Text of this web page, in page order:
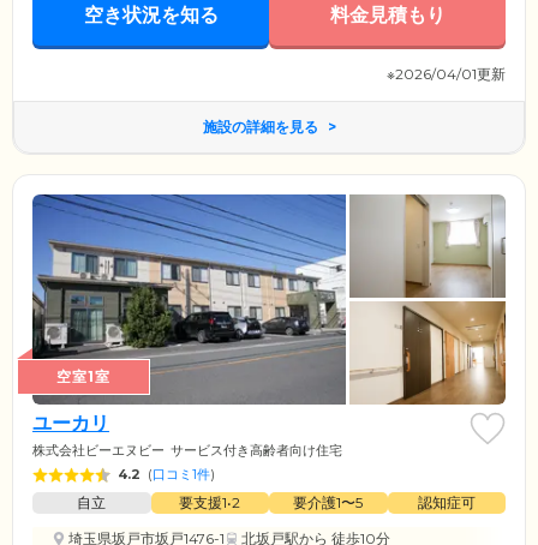
空き状況を知る 料金見積もり
※2026/04/01更新
施設の詳細を見る
空室1室
ユーカリ
株式会社ビーエヌビー サービス付き高齢者向け住宅
4.2 (口コミ1件)
自立 要支援1•2 要介護1〜5
認知症可
埼玉県坂戸市坂戸1476-1
北坂戸駅から 徒歩10分